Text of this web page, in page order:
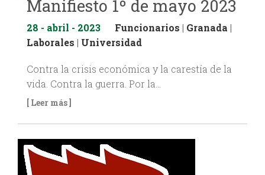
Manifiesto 1º de mayo 2023
28 - abril - 2023 Funcionarios | Granada |
Laborales | Universidad
Contra la crisis económica y la carestía de la
vida. Contra la guerra. Por la…
[ Leer más ]